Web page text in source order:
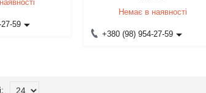
59
Немає в наявності
+380 (98) 954-27-59